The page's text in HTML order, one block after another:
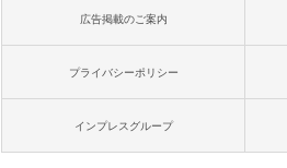
広告掲載のご案内
プライバシーポリシー
インプレスグループ